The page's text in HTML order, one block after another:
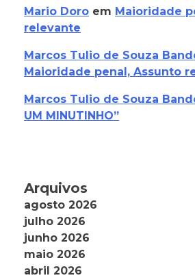
Mario Doro em Maioridade
relevante
Marcos Tulio de Souza
Maioridade penal, Assunto
Marcos Tulio de Souza
UM MINUTINHO”
Arquivos
agosto 2026
julho 2026
junho 2026
maio 2026
abril 2026